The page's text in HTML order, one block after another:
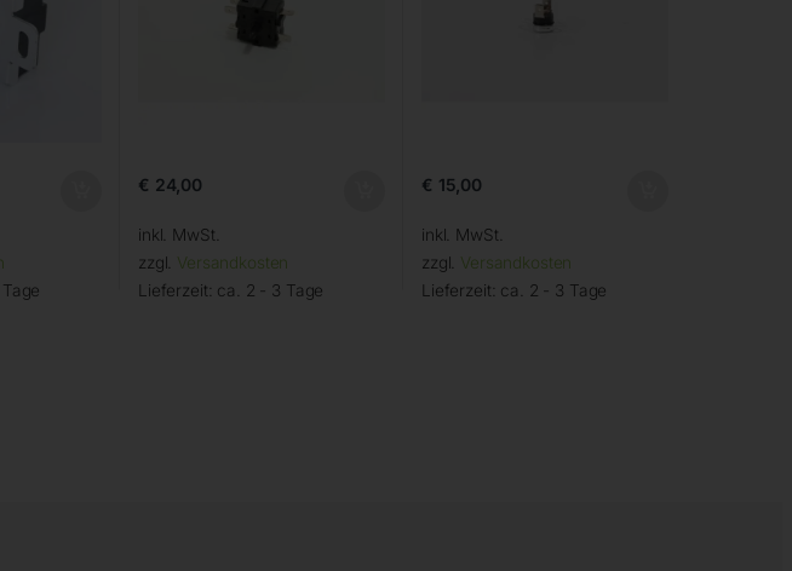
€ 24,00
inkl. MwSt.
zzgl. Versandkosten
Lieferzeit: ca. 2 - 3 Tage
€ 15,00
inkl. MwSt.
zzgl. Versandkosten
Lieferzeit: ca. 2 - 3 Tage